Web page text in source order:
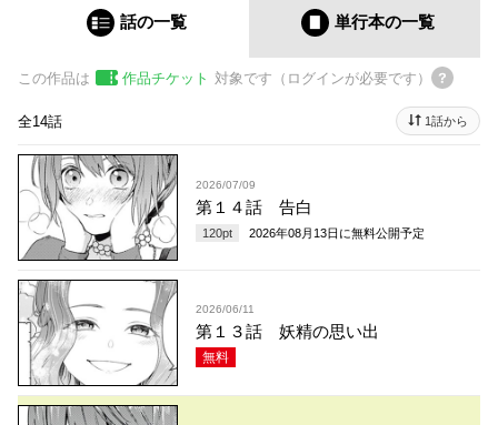
話の一覧 単行本の一覧
この作品は 作品チケット 対象です（ログインが必要です）
全14話 1話から
2026/07/09
第１４話 告白
120pt 2026年08月13日 に無料公開予定
2026/06/11
第１３話 妖精の思い出
無料